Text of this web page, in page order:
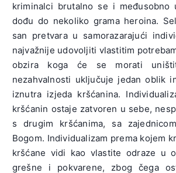
kriminalci brutalno se i
dođu do nekoliko grama heroina.
san pretvara u samorazarajući
najvažnije udovoljiti vlastitim
obzira koga će se morati
nezahvalnosti uključuje jedan oblik
iznutra izjeda kršćanina.
kršćanin ostaje zatvoren u sebe,
s drugim kršćanima, sa
Bogom. Individualizam prema kojem
kršćane vidi kao vlastite odraze u
grešne i pokvarene, zbog čega